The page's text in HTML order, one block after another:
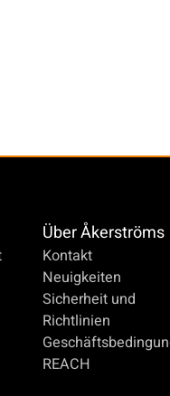
Über Åkerströms
Kontakt
Neuigkeiten
Sicherheit und
Richtlinien
REACH